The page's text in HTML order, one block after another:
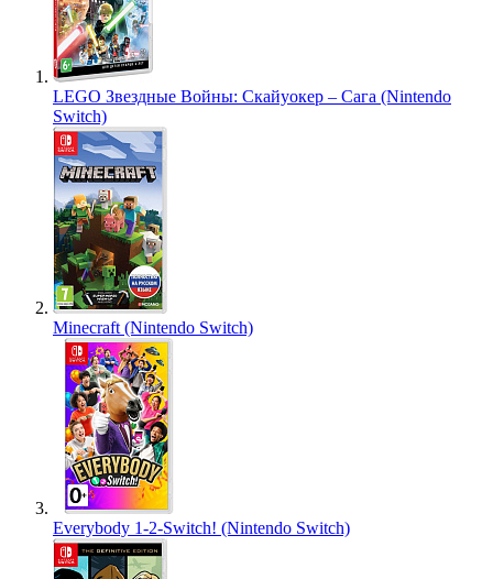
LEGO Звездные Войны: Скайуокер – Сага (Nintendo
Switch)
Minecraft (Nintendo Switch)
Everybody 1-2-Switch! (Nintendo Switch)